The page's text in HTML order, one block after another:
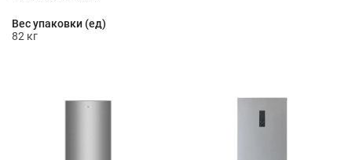
Вес упаковки (ед)
82 кг